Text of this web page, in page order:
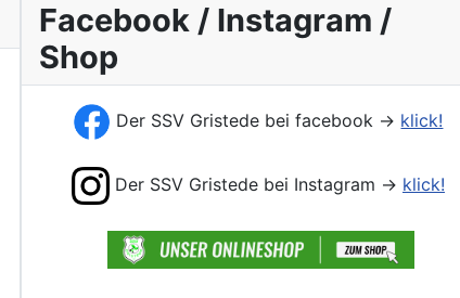
Facebook / Instagram /
Shop
Der SSV Gristede bei facebook -> klick!
Der SSV Gristede bei Instagram -> klick!